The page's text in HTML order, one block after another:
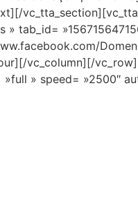
tab_id=
vc_column][/
» speed= »2500″